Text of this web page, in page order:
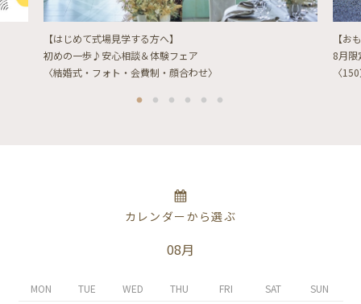
【はじめて式場見学する方へ】
初めの一歩♪安心相談＆体験フェア
〈結婚式・フォト・会費制・顔合わせ〉
【お
8月限
〈
カレンダーから選ぶ
08月
MON TUE WED THU FRI SAT SUN